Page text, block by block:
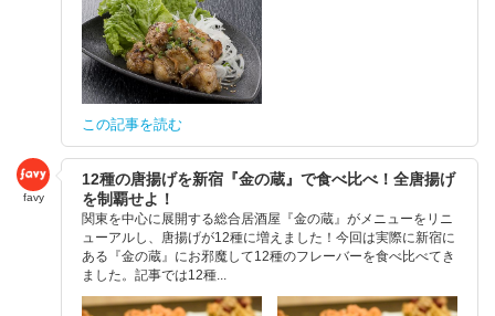
この記事を読む
favy
12種の唐揚げを新宿『金の蔵』で食べ比べ！全唐揚げ
を制覇せよ！
関東を中心に展開する総合居酒屋『金の蔵』がメニューをリニ
ューアルし、唐揚げが12種に増えました！今回は実際に新宿に
ある『金の蔵』にお邪魔して12種のフレーバーを食べ比べてき
ました。記事では12種...